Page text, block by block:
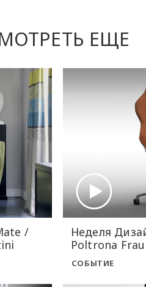
ЕЩЕ
/
Неделя
Poltrona
СОБЫТИЕ